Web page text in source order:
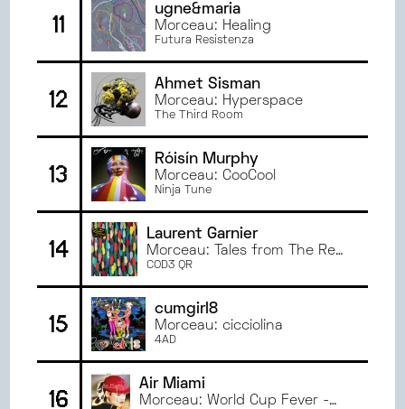
11
ugne&maria
Morceau: Healing
Futura Resistenza
12
Ahmet Sisman
Morceau: Hyperspace
The Third Room
13
Róisín Murphy
Morceau: CooCool
Ninja Tune
14
Laurent Garnier
Morceau: Tales from The Real
World
COD3 QR
15
cumgirl8
Morceau: cicciolina
4AD
16
Air Miami
Morceau: World Cup Fever -